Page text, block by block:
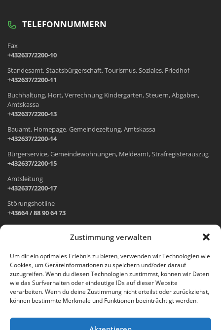
Zustimmung verwalten
Um dir ein optimales Erlebnis zu bieten, verwenden wir Technologien wie
Cookies, um Geräteinformationen zu speichern und/oder darauf
zuzugreifen. Wenn du diesen Technologien zustimmst, können wir Daten
wie das Surfverhalten oder eindeutige IDs auf dieser Website
verarbeiten. Wenn du deine Zustimmung nicht erteilst oder zurückziehst,
können bestimmte Merkmale und Funktionen beeinträchtigt werden.
TELEFONNUMMERN
Fax
+432637/2200-10
Standesamt, Staatsbürgerschaft, Tourismus, Soziales, Friedhof
+432637/2200-11
Buchhaltung, Hort, Verrechnung Kindergarten, Steuern, Abgaben,
Amtskassa
+432637/2200-13
Bauamt, Homepage, Gemeindezeitung, Amtskassa
+432637/2200-14
Bürgerservice, Gemeindewohnungen, Meldeamt, Strafregisterauszug
+432637/2200-15
Amtsleitung
+432637/2200-17
Störungshotline
+43664 / 88 90 64 73
Wr. Neustädter Straße 1
2733 Grünbach am Schneeberg
Öffnungszeiten Gemeindeamt:
Montag: 8.00 – 12.00 Uhr und 14.00 – 18.00 Uhr
Freitag: 8.00 – 12.00 Uhr